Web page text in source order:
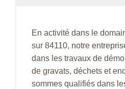
En activité dans le
sur 84110, notre
dans les travaux de
de gravats, déchets et
sommes qualifiés dans